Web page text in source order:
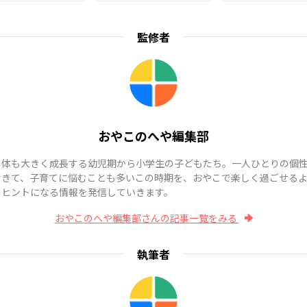
監修者
おやこのへや編集部
も大きく成長する幼児期から小学生の子どもたち。一人ひとりの個
て、子育てに悩むことも多いこの時期を、おやこで楽しく過ごせるよ
ントになる情報を発信していきます。
おやこのへや編集部さんの記事一覧をみる
執筆者